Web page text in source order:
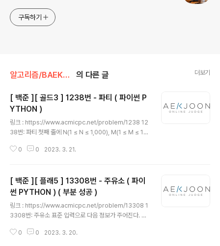
구독하기
알고리즘/BAEKJOON (Python) 의 다른 글 더보기
[ 백준 ][ 골드3 ] 1238번 - 파티 ( 파이썬 P
YTHON )
링크 : https://www.acmicpc.net/problem/1238 12
38번: 파티 첫째 줄에 N(1 ≤ N ≤ 1,000), M(1 ≤ M ≤ 10,
M+1번째 줄까지 i번째 도로의 시작점, 끝점, 그리고 이 도
mport heapq def dijkstra(start): Q = [] heapq.he
appush(Q,(0,start)) dist = [1e9] * (n + 1) dist[star
t] = 0 while Q: total, node = heapq.heappop(Q) if
dist[node..
0 0 2023. 3. 21.
[ 백준 ][ 플래5 ] 13308번 - 주유소 ( 파이
썬 PYTHON ) ( 부분 성공 )
링크 : https://www.acmicpc.net/problem/13308 1
3308번: 주유소 표준 입력으로 다음 정보가 주어진다. 첫
≤ N ≤ 2,500)과 정수 M(1 ≤ M ≤ 4,000)이 주어진다.
0 0 2023. 3. 20.